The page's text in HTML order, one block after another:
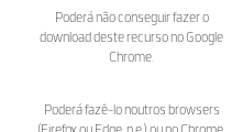
Poderá não conseguir fazer o
download deste recurso no Google
Chrome.
Poderá fazê-lo noutros browsers